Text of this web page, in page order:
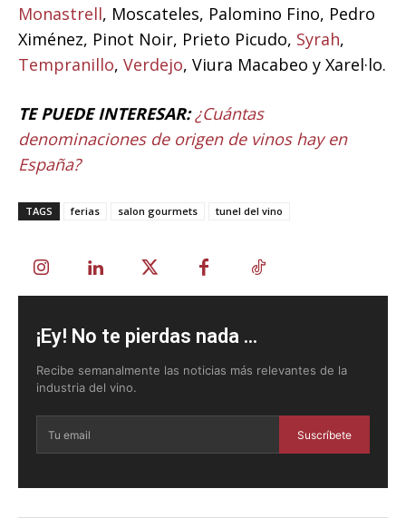
Monastrell, Moscateles, Palomino Fino, Pedro
Ximénez, Pinot Noir, Prieto Picudo, Syrah,
Tempranillo, Verdejo, Viura Macabeo y Xarel·lo.
TE PUEDE INTERESAR: ¿Cuántas
denominaciones de origen de vinos hay en
España?
TAGS ferias salon gourmets tunel del vino
¡Ey! No te pierdas nada ...
Recibe semanalmente las noticias más relevantes de la
industria del vino.
Suscríbete